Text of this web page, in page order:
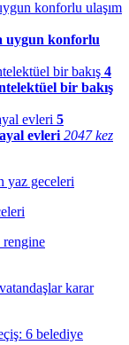
uygun konforlu
4
bir bakış
5
evleri 2047 kez
karar